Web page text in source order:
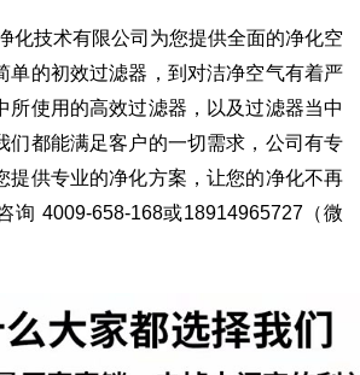
化技术有限公司为您提供全面的净化空
单的初效过滤器，到对洁净空气有着严
所使用的高效过滤器，以及过滤器当中
们都能满足客户的一切需求，公司有专
提供专业的净化方案，让您的净化不再
询 4009-658-168或18914965727（微